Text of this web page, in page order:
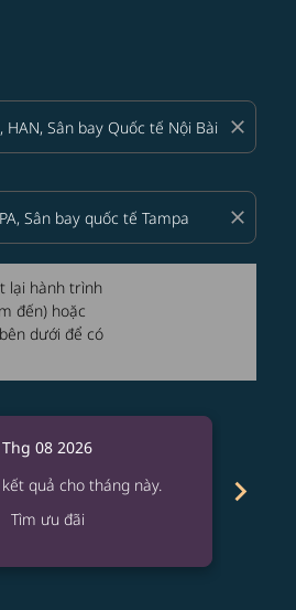
close
close
lại hành trình
đến) hoặc
dưới để có
Thg 08 2026
quả cho tháng này.
Tìm ưu đãi
chevron_right